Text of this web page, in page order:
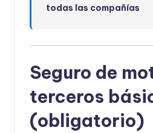
todas las compañías
Seguro de
terceros
(obligatorio)